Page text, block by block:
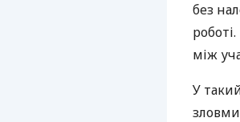
без
між
У